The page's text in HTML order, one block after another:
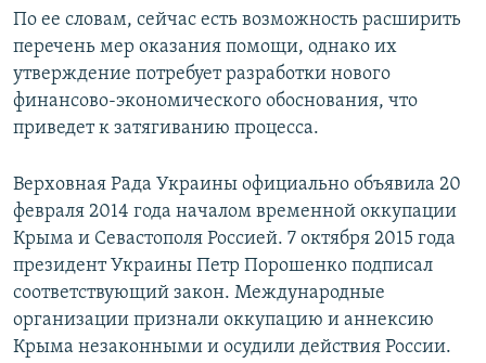
По ее словам, сейчас есть возможность расширить
перечень мер оказания помощи, однако их
утверждение потребует разработки нового
финансово-экономического обоснования, что
приведет к затягиванию процесса.
Верховная Рада Украины официально объявила 20
февраля 2014 года началом временной оккупации
Крыма и Севастополя Россией. 7 октября 2015 года
президент Украины Петр Порошенко подписал
соответствующий закон. Международные
организации признали оккупацию и аннексию
Крыма незаконными и осудили действия России.